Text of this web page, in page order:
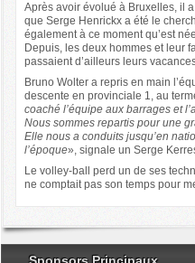
Après avoir évolué à Bruxelles, il
que Serge Henrickx a été le
également à ce moment qu’est
Depuis, les deux hommes et leur
passaient d’ailleurs leurs
Bruno Wolter a repris en main
descente en provinciale 1, au
coaché l’équipe aux barrages et
Nous sommes repartis pour une
Elle nous a conduits jusqu’en
l’époque», signale un Serge
Le volley-ball perd un de ses
ne comptait pas son temps pour